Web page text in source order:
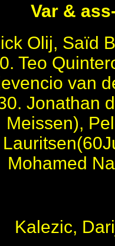
Var &
Olij, Saïd
Teo
van
Jonathan
Meissen),
Mohamed
Kalezic,